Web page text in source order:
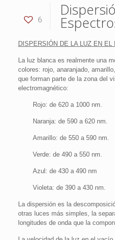
6
DISPERSIÓN DE LA LUZ EN EL
La luz blanca es realmente una
colores: rojo, anaranjado,
que forman parte de la zona del
electromagnético:
Rojo: de 620 a 1000 nm.
Naranja: de 590 a 620 nm.
Amarillo: de 550 a 590 nm.
Verde: de 490 a 550 nm.
Azul: de 430 a 490 nm
Violeta: de 390 a 430 nm.
La dispersión es la
otras luces más simples, la
longitudes de onda que la